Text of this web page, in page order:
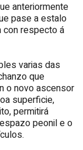
anteriormente
pase a estalo
con respecto á
varias das
que
o novo ascensor
superficie,
permitirá
peonil e o